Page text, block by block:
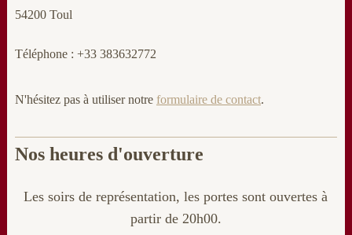
54200 Toul
Téléphone : +33 383632772
N'hésitez pas à utiliser notre formulaire de contact.
Nos heures d'ouverture
Les soirs de représentation, les portes sont ouvertes à
partir de 20h00.